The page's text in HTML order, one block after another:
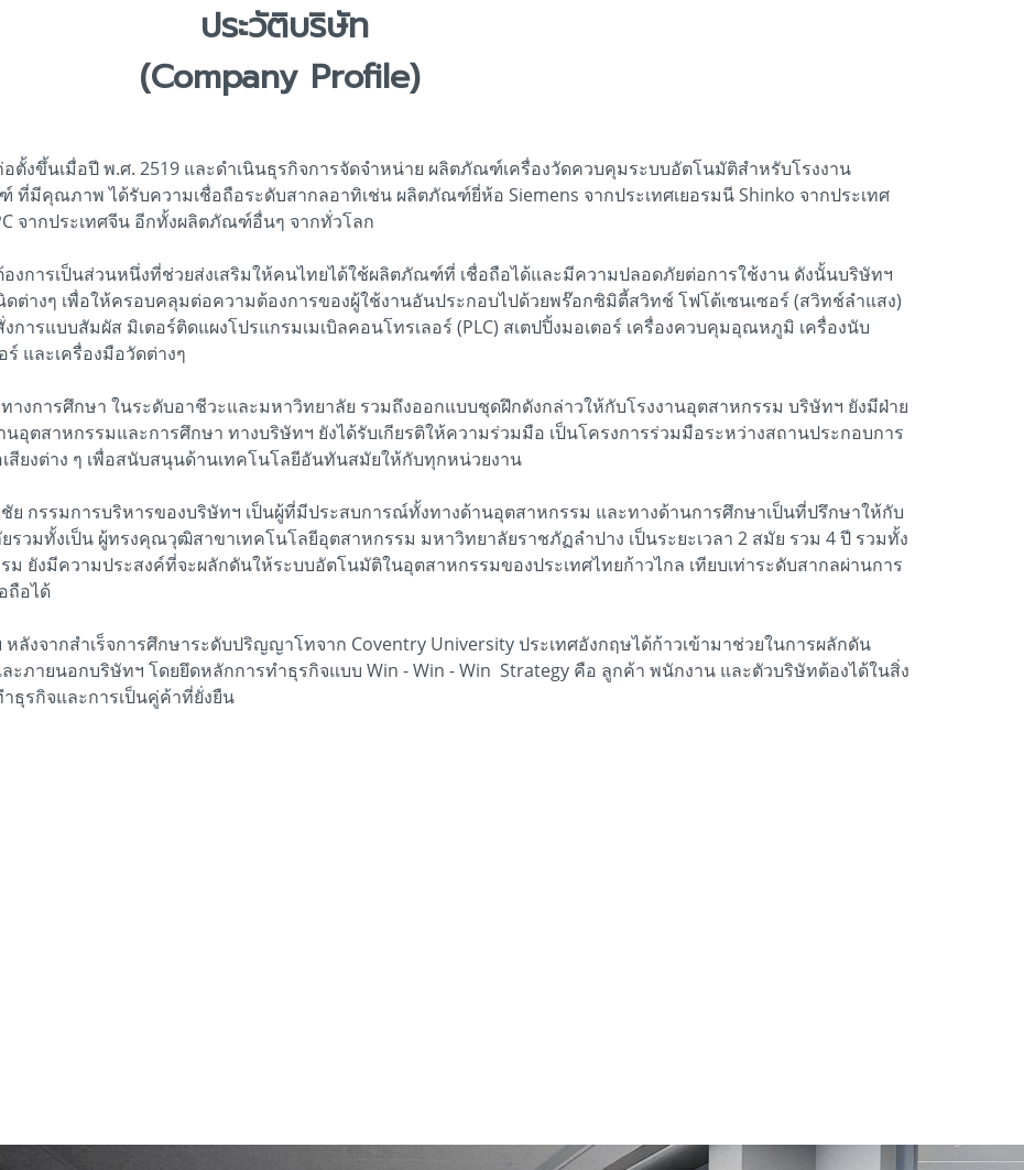
ประวัติบริษัท
(Company Profile)
นเมื่อปี พ.ศ. 2519 และดำเนินธุรกิจการจัดจำหน่าย ผลิตภัณฑ์เครื่องวัดควบคุมระบบอัตโนมัติสำหรับโรงงาน
มีคุณภาพ ได้รับความเชื่อถือระดับสากลอาทิเช่น ผลิตภัณฑ์ยี่ห้อ Siemens จากประเทศเยอรมนี Shinko จากประเทศ
จากประเทศจีน อีกทั้งผลิตภัณฑ์อื่นๆ จากทั่วโลก
รเป็นส่วนหนึ่งที่ช่วยส่งเสริมให้คนไทยได้ใช้ผลิตภัณฑ์ที่ เชื่อถือได้และมีความปลอดภัยต่อการใช้งาน ดังนั้นบริษัทฯ
างๆ เพื่อให้ครอบคลุมต่อความต้องการของผู้ใช้งานอันประกอบไปด้วยพร๊อกซิมิตี้สวิทช์ โฟโต้เซนเซอร์ (สวิทช์ลำแสง)
การแบบสัมผัส มิเตอร์ติดแผงโปรแกรมเมเบิลคอนโทรเลอร์ (PLC) สเตปปิ้งมอเตอร์ เครื่องควบคุมอุณหภูมิ เครื่องนับ
และเครื่องมือวัดต่างๆ
ศึกษา ในระดับอาชีวะและมหาวิทยาลัย รวมถึงออกแบบชุดฝึกดังกล่าวให้กับโรงงานอุตสาหกรรม บริษัทฯ ยังมีฝ่าย
อุตสาหกรรมและการศึกษา ทางบริษัทฯ ยังได้รับเกียรติให้ความร่วมมือ เป็นโครงการร่วมมือระหว่างสถานประกอบการ
ยงต่าง ๆ เพื่อสนับสนุนด้านเทคโนโลยีอันทันสมัยให้กับทุกหน่วยงาน
รมการบริหารของบริษัทฯ เป็นผู้ที่มีประสบการณ์ทั้งทางด้านอุตสาหกรรม และทางด้านการศึกษาเป็นที่ปรึกษาให้กับ
วมทั้งเป็น ผู้ทรงคุณวุฒิสาขาเทคโนโลยีอุตสาหกรรม มหาวิทยาลัยราชภัฏลำปาง เป็นระยะเวลา 2 สมัย รวม 4 ปี รวมทั้ง
ยังมีความประสงค์ที่จะผลักดันให้ระบบอัตโนมัติในอุตสาหกรรมของประเทศไทยก้าวไกล เทียบเท่าระดับสากลผ่านการ
ถือได้
กสำเร็จการศึกษาระดับปริญญาโทจาก Coventry University ประเทศอังกฤษได้ก้าวเข้ามาช่วยในการผลักดัน
ะภายนอกบริษัทฯ โดยยึดหลักการทำธุรกิจแบบ Win - Win - Win Strategy คือ ลูกค้า พนักงาน และตัวบริษัทต้องได้ในสิ่ง
ธุรกิจและการเป็นคู่ค้าที่ยั่งยืน